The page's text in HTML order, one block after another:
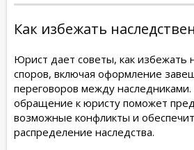
Как избежать
Юрист дает советы, как избежать
споров, включая оформление
переговоров между
обращение к юристу поможет
возможные конфликты и
распределение наследства.